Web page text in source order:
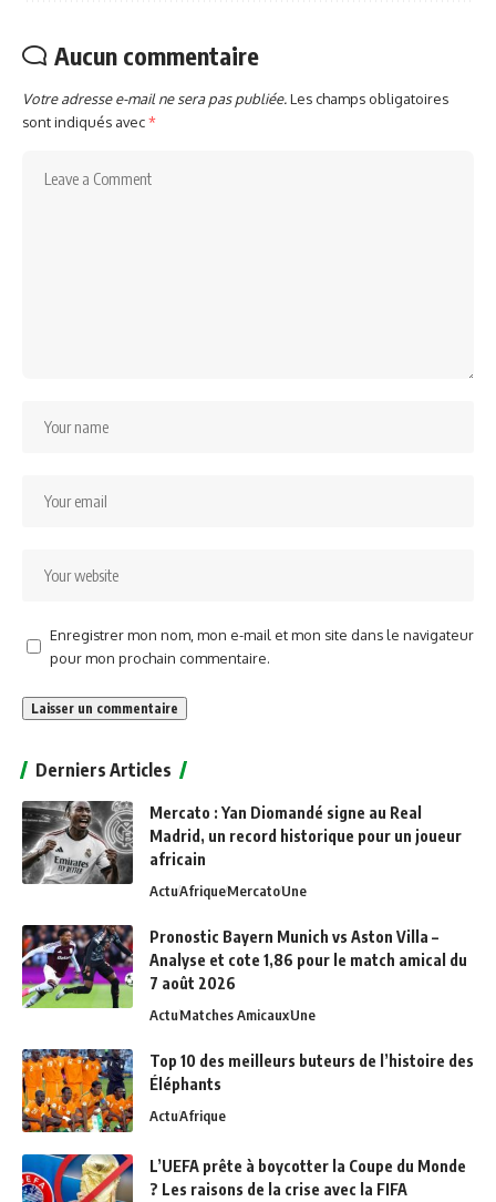
Aucun commentaire
Votre adresse e-mail ne sera pas publiée.Les champs obligatoires
sont indiqués avec*
Enregistrer mon nom, mon e-mail et mon site dans le navigateur
pour mon prochain commentaire.
Derniers Articles
Mercato : Yan Diomandé signe au Real
Madrid, un record historique pour un joueur
africain
ActuAfriqueMercatoUne
Pronostic Bayern Munich vs Aston Villa –
Analyse et cote 1,86 pour le match amical du
7 août 2026
ActuMatches AmicauxUne
Top 10 des meilleurs buteurs de l’histoire des
Éléphants
ActuAfrique
L’UEFA prête à boycotter la Coupe du Monde
? Les raisons de la crise avec la FIFA